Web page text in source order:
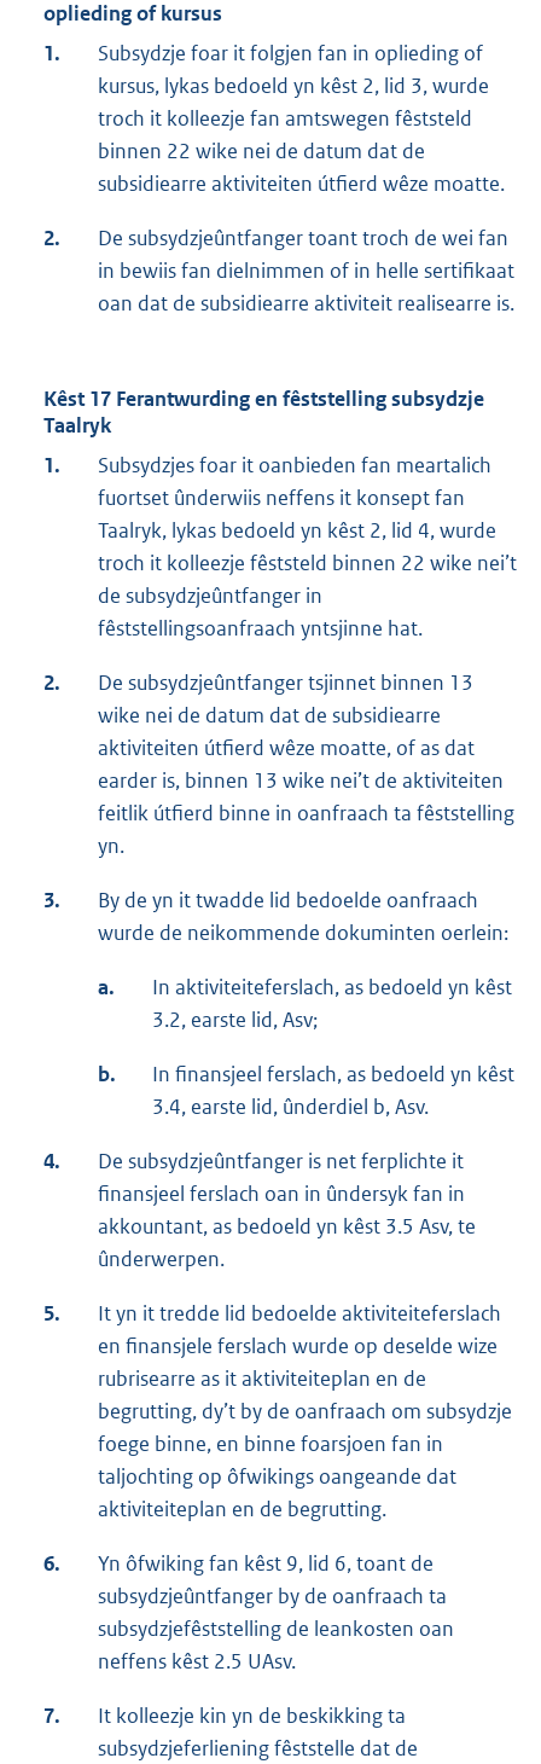
oplieding of kursus
1.
Subsydzje foar it folgjen fan in oplieding of
kursus, lykas bedoeld yn kêst 2, lid 3, wurde
troch it kolleezje fan amtswegen fêststeld
binnen 22 wike nei de datum dat de
subsidiearre aktiviteiten útfierd wêze moatte.
2.
De subsydzjeûntfanger toant troch de wei fan
in bewiis fan dielnimmen of in helle sertifikaat
oan dat de subsidiearre aktiviteit realisearre is.
Kêst 17 Ferantwurding en fêststelling subsydzje
Taalryk
1.
Subsydzjes foar it oanbieden fan meartalich
fuortset ûnderwiis neffens it konsept fan
Taalryk, lykas bedoeld yn kêst 2, lid 4, wurde
troch it kolleezje fêststeld binnen 22 wike nei’t
de subsydzjeûntfanger in
fêststellingsoanfraach yntsjinne hat.
2.
De subsydzjeûntfanger tsjinnet binnen 13
wike nei de datum dat de subsidiearre
aktiviteiten útfierd wêze moatte, of as dat
earder is, binnen 13 wike nei’t de aktiviteiten
feitlik útfierd binne in oanfraach ta fêststelling
yn.
3.
By de yn it twadde lid bedoelde oanfraach
wurde de neikommende dokuminten oerlein:
a.
In aktiviteiteferslach, as bedoeld yn kêst
3.2, earste lid, Asv;
b.
In finansjeel ferslach, as bedoeld yn kêst
3.4, earste lid, ûnderdiel b, Asv.
4.
De subsydzjeûntfanger is net ferplichte it
finansjeel ferslach oan in ûndersyk fan in
akkountant, as bedoeld yn kêst 3.5 Asv, te
ûnderwerpen.
5.
It yn it tredde lid bedoelde aktiviteiteferslach
en finansjele ferslach wurde op deselde wize
rubrisearre as it aktiviteiteplan en de
begrutting, dy’t by de oanfraach om subsydzje
foege binne, en binne foarsjoen fan in
taljochting op ôfwikings oangeande dat
aktiviteiteplan en de begrutting.
6.
Yn ôfwiking fan kêst 9, lid 6, toant de
subsydzjeûntfanger by de oanfraach ta
subsydzjefêststelling de leankosten oan
neffens kêst 2.5 UAsv.
7.
It kolleezje kin yn de beskikking ta
subsydzjeferliening fêststelle dat de